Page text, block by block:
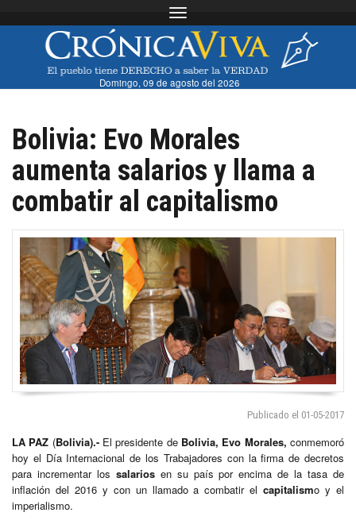
Toggle navigation
Domingo, 09 de agosto del 2026
Bolivia: Evo Morales
aumenta salarios y llama a
combatir al capitalismo
Publicado el 01-05-2017
LA PAZ (Bolivia).-El presidente de Bolivia, Evo Morales, conmemoró
hoy el Día Internacional de los Trabajadores con la firma de decretos
para incrementar los salariosen su país por encima de la tasa de
inflación del 2016 y con un llamado a combatir elcapitalismo y el
imperialismo.